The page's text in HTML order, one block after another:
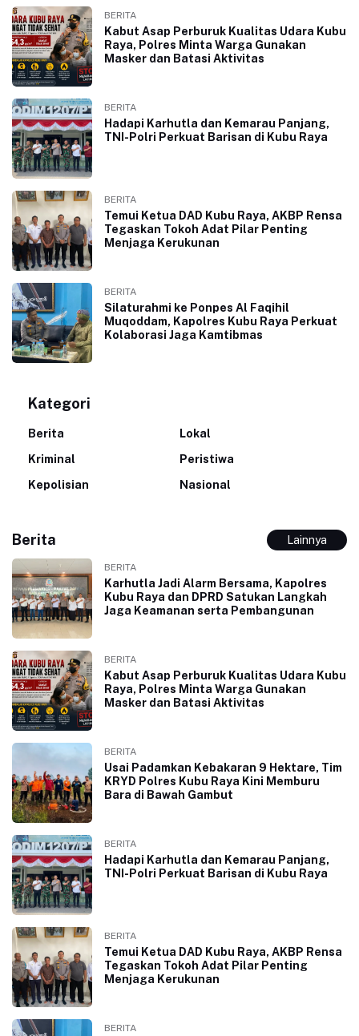
BERITA
Kabut Asap Perburuk Kualitas Udara Kubu
Raya, Polres Minta Warga Gunakan
Masker dan Batasi Aktivitas
BERITA
Hadapi Karhutla dan Kemarau Panjang,
TNI-Polri Perkuat Barisan di Kubu Raya
BERITA
Temui Ketua DAD Kubu Raya, AKBP Rensa
Tegaskan Tokoh Adat Pilar Penting
Menjaga Kerukunan
BERITA
Silaturahmi ke Ponpes Al Faqihil
Muqoddam, Kapolres Kubu Raya Perkuat
Kolaborasi Jaga Kamtibmas
Kategori
Berita
Lokal
Kriminal
Peristiwa
Kepolisian
Nasional
Berita Lainnya
BERITA
Karhutla Jadi Alarm Bersama, Kapolres
Kubu Raya dan DPRD Satukan Langkah
Jaga Keamanan serta Pembangunan
BERITA
Kabut Asap Perburuk Kualitas Udara Kubu
Raya, Polres Minta Warga Gunakan
Masker dan Batasi Aktivitas
BERITA
Usai Padamkan Kebakaran 9 Hektare, Tim
KRYD Polres Kubu Raya Kini Memburu
Bara di Bawah Gambut
BERITA
Hadapi Karhutla dan Kemarau Panjang,
TNI-Polri Perkuat Barisan di Kubu Raya
BERITA
Temui Ketua DAD Kubu Raya, AKBP Rensa
Tegaskan Tokoh Adat Pilar Penting
Menjaga Kerukunan
BERITA